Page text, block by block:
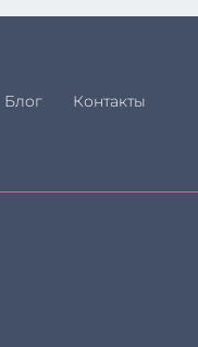
Блог Контакты